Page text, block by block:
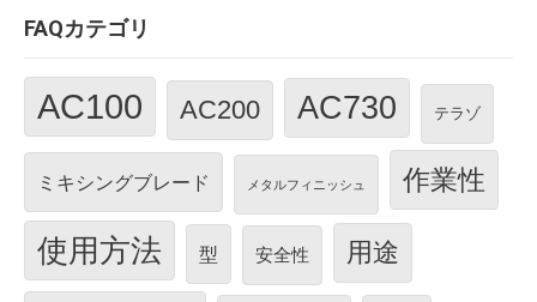
FAQカテゴリ
AC100 AC200 AC730 テラゾ
ミキシングブレード メタルフィニッシュ 作業性
使用方法 型 安全性 用途